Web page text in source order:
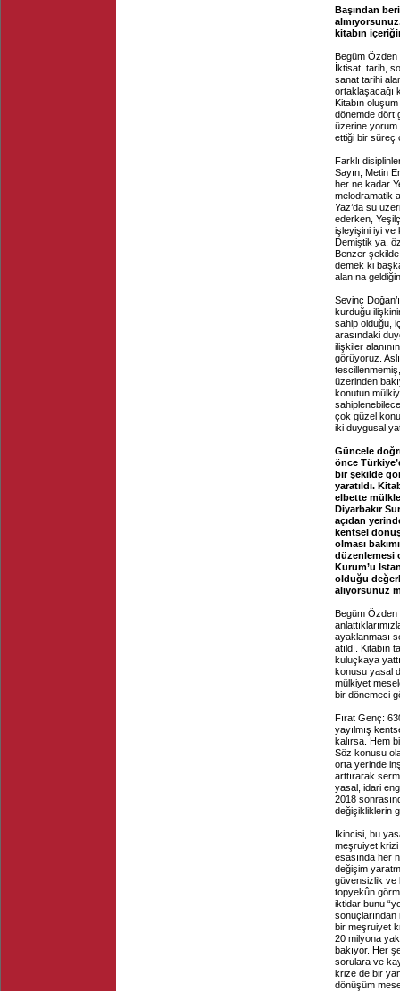
Başından
kitabın
Begüm Özden
İktisat, tarih,
sanat tarihi
ortaklaşacağı
Kitabın
dönemde dört
üzerine yorum
ettiği bir süreç
Farklı
Sayın, Metin
her ne kadar
melodramatik
Yaz’da su
ederken,
işleyişini iyi ve
Demiştik ya,
Benzer
demek ki
alanına
Sevinç
kurduğu
sahip olduğu,
arasındaki
ilişkiler
görüyoruz.
üzerinden
konutun
çok güzel
iki duygusal
Güncele
önce
bir şekilde
yaratıldı.
elbette
Diyarbakır
açıdan
kentsel
olması
düzenlemesi
Kurum’u
olduğu
alıyorsunuz
Begüm Özden
ayaklanması
atıldı. Kitabın
kuluçkaya
konusu yasal
mülkiyet
bir dönemeci
Fırat Genç:
yayılmış
kalırsa. Hem
Söz konusu
orta yerinde
arttırarak
yasal, idari
2018
değişikliklerin
İkincisi, bu
meşruiyet krizi
esasında her
değişim
güvensizlik ve
topyekûn
iktidar bunu
bir meşruiyet
20 milyona
bakıyor. Her
sorulara ve
krize de bir
dönüşüm